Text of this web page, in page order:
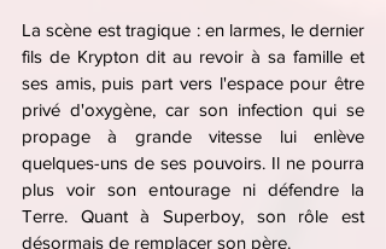
La scène est tragique : en larmes, le dernier
fils de Krypton dit au revoir à sa famille et
ses amis, puis part vers l'espace pour être
privé d'oxygène, car son infection qui se
propage à grande vitesse lui enlève
quelques-uns de ses pouvoirs. Il ne pourra
plus voir son entourage ni défendre la
Terre. Quant à Superboy, son rôle est
désormais de remplacer son père.